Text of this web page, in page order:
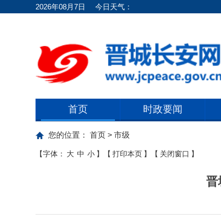
2026年08月7日 今日天气：
首页 时政要闻
您的位置： 首页 > 市级
【字体： 大 中 小 】 【 打印本页 】 【 关闭窗口 】
晋